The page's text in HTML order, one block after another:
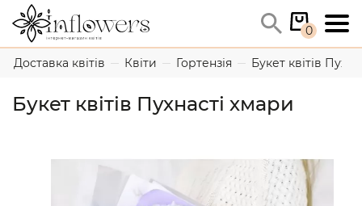
0
Доставка квітів Квіти Гортензія Букет квітів
Букет квітів Пухнасті хмари